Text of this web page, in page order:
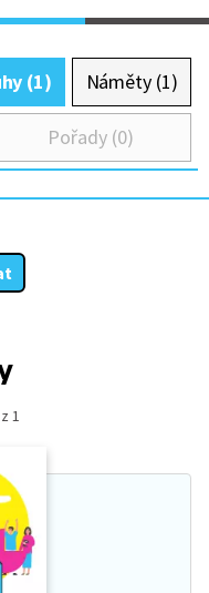
(1) Náměty (1)
Pořady (0)
1